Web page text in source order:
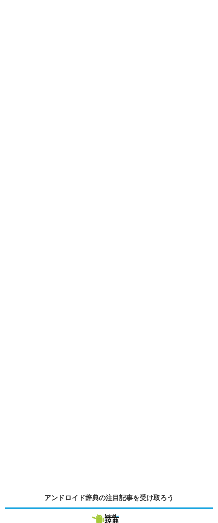
アンドロイド辞典の注目記事を受け取ろう